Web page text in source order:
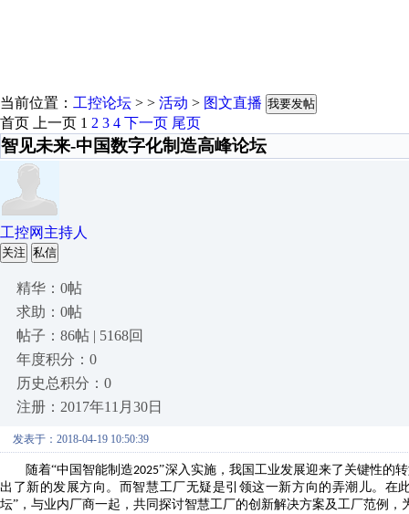
当前位置： 工控论坛 > > 活动 > 图文直播 我要发帖
首页 上一页 1 2 3 4 下一页 尾页
智见未来-中国数字化制造高峰论坛
工控网主持人
关注 私信
精华：0帖
求助：0帖
帖子：86帖 | 5168回
年度积分：0
历史总积分：0
注册：2017年11月30日
发表于：2018-04-19 10:50:39
随着“中国智能制造2025”深入实施，我国工业发展迎来了关键性的
出了新的发展方向。而智慧工厂无疑是引领这一新方向的弄潮儿。在
坛”，与业内厂商一起，共同探讨智慧工厂的创新解决方案及工厂范例